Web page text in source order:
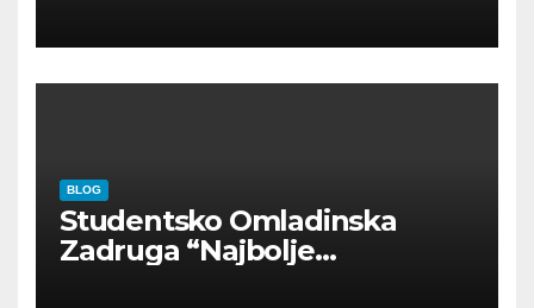
BLOG
Studentsko Omladinska
Zadruga “Najbolje